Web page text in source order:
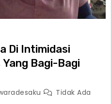
Di Intimidasi
Bagi-Bagi
Tidak Ada